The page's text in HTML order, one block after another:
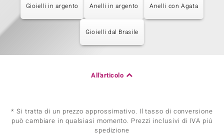
Gioielli in argento Anelli in argento Anelli con Agata
Gioielli dal Brasile
All'articolo
* Si tratta di un prezzo approssimativo. Il tasso di conversione
può cambiare in qualsiasi momento. Prezzi inclusivi di IVA piú
spedizione